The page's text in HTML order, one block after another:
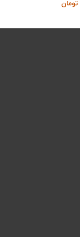
تومان